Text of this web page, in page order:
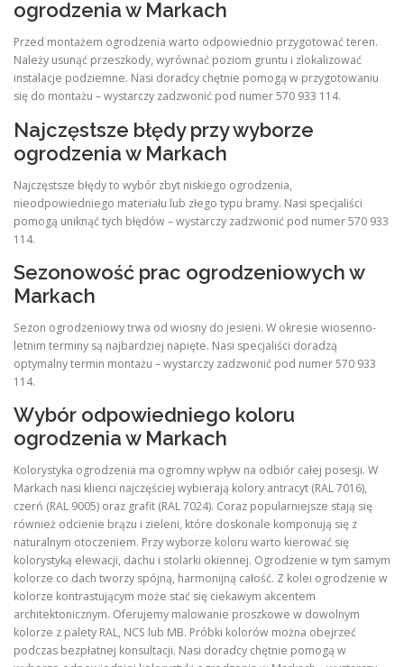
ogrodzenia w Markach
Przed montażem ogrodzenia warto odpowiednio przygotować teren.
Należy usunąć przeszkody, wyrównać poziom gruntu i zlokalizować
instalacje podziemne. Nasi doradcy chętnie pomogą w przygotowaniu
się do montażu – wystarczy zadzwonić pod numer 570 933 114.
Najczęstsze błędy przy wyborze
ogrodzenia w Markach
Najczęstsze błędy to wybór zbyt niskiego ogrodzenia,
nieodpowiedniego materiału lub złego typu bramy. Nasi specjaliści
pomogą uniknąć tych błędów – wystarczy zadzwonić pod numer 570 933
114.
Sezonowość prac ogrodzeniowych w
Markach
Sezon ogrodzeniowy trwa od wiosny do jesieni. W okresie wiosenno-
letnim terminy są najbardziej napięte. Nasi specjaliści doradzą
optymalny termin montażu – wystarczy zadzwonić pod numer 570 933
114.
Wybór odpowiedniego koloru
ogrodzenia w Markach
Kolorystyka ogrodzenia ma ogromny wpływ na odbiór całej posesji. W
Markach nasi klienci najczęściej wybierają kolory antracyt (RAL 7016),
czerń (RAL 9005) oraz grafit (RAL 7024). Coraz popularniejsze stają się
również odcienie brązu i zieleni, które doskonale komponują się z
naturalnym otoczeniem. Przy wyborze koloru warto kierować się
kolorystyką elewacji, dachu i stolarki okiennej. Ogrodzenie w tym samym
kolorze co dach tworzy spójną, harmonijną całość. Z kolei ogrodzenie w
kolorze kontrastującym może stać się ciekawym akcentem
architektonicznym. Oferujemy malowanie proszkowe w dowolnym
kolorze z palety RAL, NCS lub MB. Próbki kolorów można obejrzeć
podczas bezpłatnej konsultacji. Nasi doradcy chętnie pomogą w